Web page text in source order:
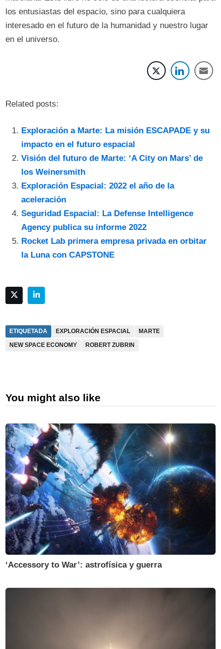
los entusiastas del espacio, sino para cualquiera
interesado en el futuro de la humanidad y nuestro lugar
en el universo.
Related posts:
Exploración a Marte: La misión ESCAPADE y su
impacto en el futuro espacial
Visión del futuro de Marte: ‘A City on Mars’ de
los Weinersmith
Exploración Espacial: 2022 el año de la
aceleración
Seguridad Espacial: La Defense Intelligence
Agency publica su informe 2022
Rocket Lab primera empresa privada en orbitar
la Luna con CAPSTONE
ETIQUETADA EXPLORACIÓN ESPACIAL
MARTE
NEW SPACE ECONOMY
ROBERT ZUBRIN
You might also like
‘Accessory to War’: astrofísica y guerra